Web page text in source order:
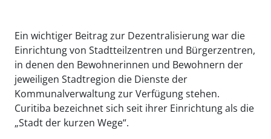
Ein wichtiger Beitrag zur Dezentralisierung war die
Einrichtung von Stadtteilzentren und Bürgerzentren,
in denen den Bewohnerinnen und Bewohnern der
jeweiligen Stadtregion die Dienste der
Kommunalverwaltung zur Verfügung stehen.
Curitiba bezeichnet sich seit ihrer Einrichtung als die
„Stadt der kurzen Wege“.